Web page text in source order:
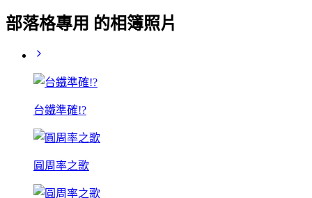
部落格專用 的相簿照片
台鐵準確!?
圓周率之歌